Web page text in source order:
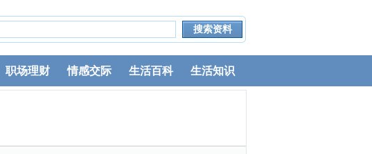
职场理财 情感交际 生活百科 生活知识